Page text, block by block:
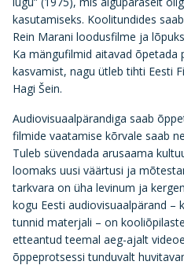
kasutamiseks. Koolitundides
Rein Marani loodusfilme ja
Ka mängufilmid aitavad õpetada
kasvamist, nagu ütleb tihti Eesti
Hagi Šein.
Audiovisuaalpärandiga saab
filmide vaatamise kõrvale saab
Tuleb süvendada arusaama
loomaks uusi väärtusi ja
tarkvara on üha levinum ja
kogu Eesti audiovisuaalpärand –
tunnid materjali – on
etteantud teemal aeg-ajalt
õppeprotsessi tunduvalt